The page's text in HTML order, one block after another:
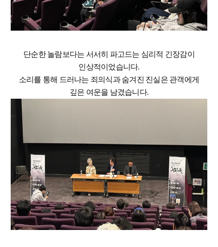
단순한 놀람보다는 서서히 파고드는 심리적 긴장감이
인상적이었습니다.
소리를 통해 드러나는 죄의식과 숨겨진 진실은 관객에게
깊은 여운을 남겼습니다.